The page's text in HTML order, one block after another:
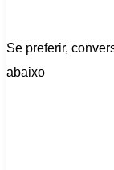
Se preferir,
abaixo